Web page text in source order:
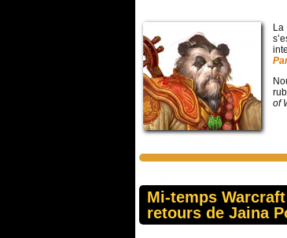
of
Mi-temps
retours de Jaina